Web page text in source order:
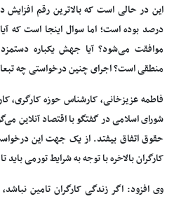
درصد بوده است؛ اما سوال اینجا است که
موافقت می‌شود؟ آیا جهش یکباره دستمزد
منطقی است؟ اجرای چنین درخواستی چه
فاطمه عزیزخانی، کارشناس حوزه
شورای اسلامی در گفتگو با اقتصاد آنلاین
حقوق اتفاق بیفتد. از یک جهت این
کارگران بالاخره با توجه به شرایط تورمی باید
وی افزود: اگر زندگی کارگران تامین